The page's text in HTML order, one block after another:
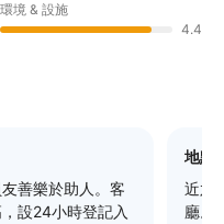
環境 & 設施
4.4
善樂於助人。客
設24小時登記入
地點
近六
廳。